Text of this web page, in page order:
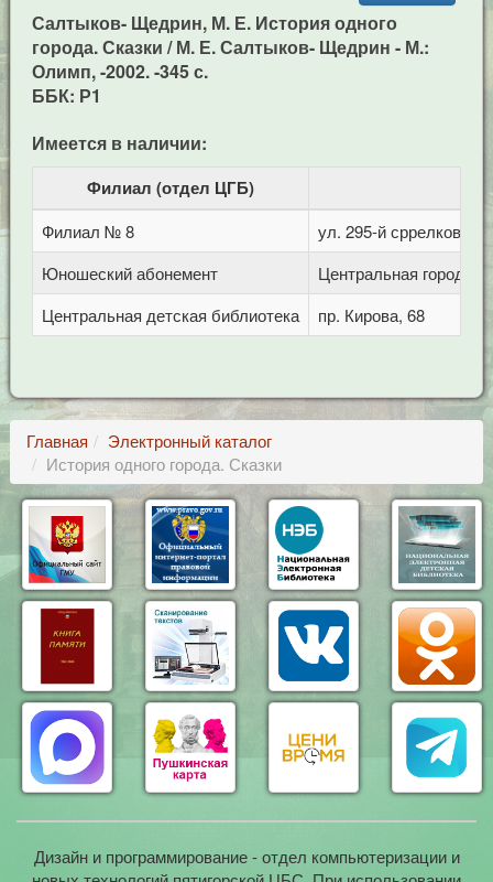
Салтыков- Щедрин, М. Е. История одного
города. Сказки / М. Е. Салтыков- Щедрин - М.:
Олимп, -2002. -345 с.
ББК: Р1
Имеется в наличии:
Филиал (отдел ЦГБ)
Филиал № 8
ул. 295-й сррелковой
Юношеский абонемент
Центральная
Центральная детская библиотека
пр. Кирова, 68
Главная
Электронный каталог
История одного города. Сказки
Дизайн и программирование - отдел компьютеризации и